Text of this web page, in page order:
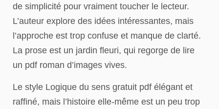
de simplicité pour vraiment toucher le lecteur.
L’auteur explore des idées intéressantes, mais
l’approche est trop confuse et manque de clarté.
La prose est un jardin fleuri, qui regorge de lire
un pdf roman d’images vives.
Le style Logique du sens gratuit pdf élégant et
raffiné, mais l’histoire elle-même est un peu trop